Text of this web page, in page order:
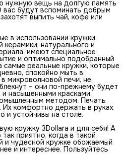
нужную вещь на долгую память
будут вспоминать добрым
выпить чай, кофе или
в использовании кружки
натурального и
имеют специальное
и оптимально подобранный
самые реальные кружки, которые
спокойно мыть в
микроволновой печи, не
– они по-прежнему будет
насыщенными красками.
методом. Печать
комфортно держать в руках,
и устойчивы на столе.
кружку 3Dollara и для себя! А
приятно, когда в такой
и чудесной кружке обожаемый
и интереснее. Пользуйтесь